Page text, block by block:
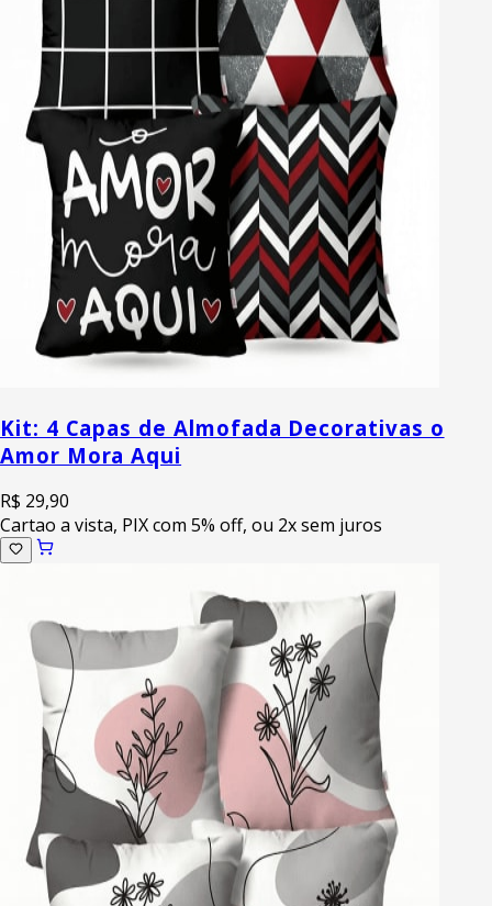
Kit: 4 Capas de Almofada Decorativas o
Amor Mora Aqui
R$ 29,90
Cartao a vista, PIX com 5% off, ou 2x sem juros